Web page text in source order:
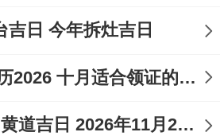
吉日 今年拆灶吉日
十月份宜领证黄历2026 十月适合领证的好日子2026年
阳历2026年11月黄道吉日 2026年11月26日阳历黄道吉日